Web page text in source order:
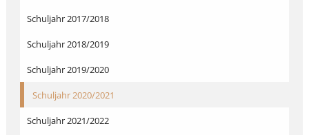
Schuljahr 2017/2018
Schuljahr 2018/2019
Schuljahr 2019/2020
Schuljahr 2020/2021
Schuljahr 2021/2022